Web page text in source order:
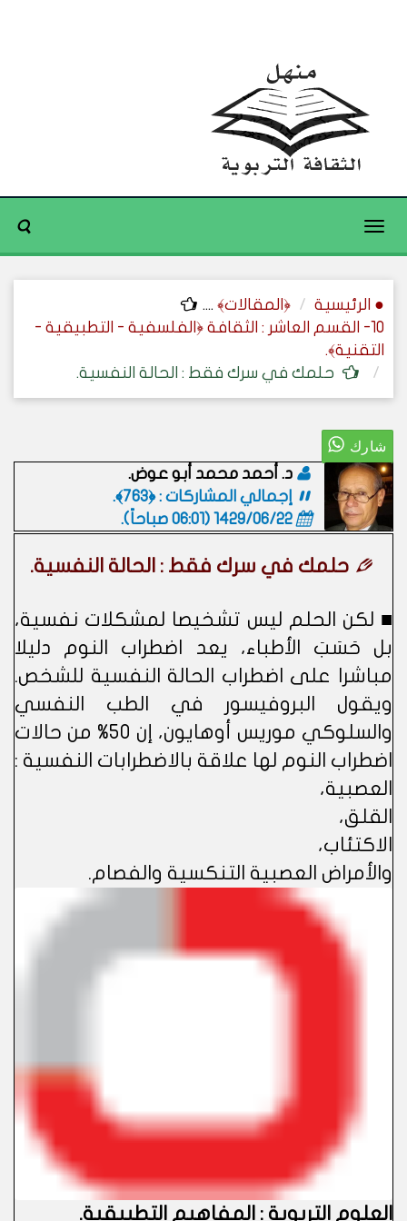
Toggle
● الرئيسية ﴿المقالات﴾ ....
10- القسم العاشر : الثقافة ﴿الفلسفية - التطبيقية -
التقنية﴾.
حلمك في سرك فقط : الحالة النفسية.
د. أحمد محمد أبو عوض.
إجمالي المشاركات : ﴿763﴾.
1429/06/22 (06:01 صباحاً)
.
حلمك في سرك فقط : الحالة النفسية.
■ لكن الحلم ليس تشخيصا لمشكلات نفسية،
بل حَسَبَ الأطباء، يعد اضطراب النوم دليلا
مباشرا على اضطراب الحالة النفسية للشخص.
ويقول البروفيسور في الطب النفسي
والسلوكي موريس أوهايون، إن 50% من حالات
اضطراب النوم لها علاقة بالاضطرابات النفسية :
العصبية،
القلق،
الاكتئاب،
والأمراض العصبية التنكسية والفصام.
العلوم التربوية : المفاهيم التطبيقية.